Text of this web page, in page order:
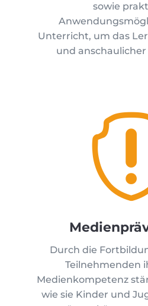
sowie
Unterricht, um das
und
Durch die
Teilnehmenden
Medienkompetenz
wie sie Kinder und